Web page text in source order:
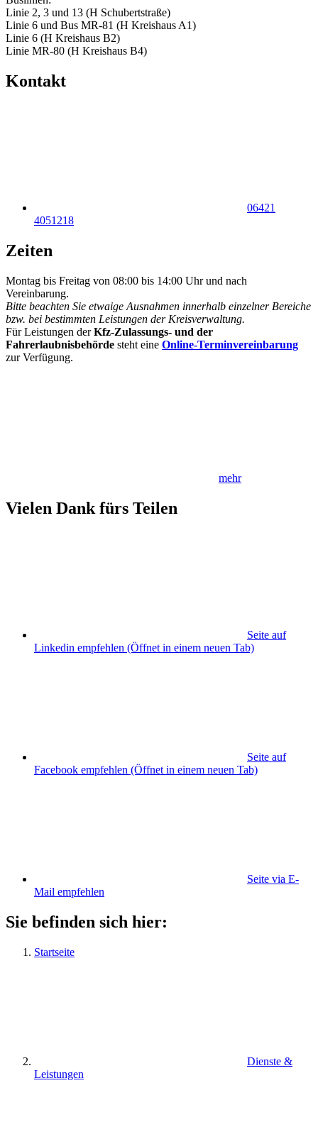
Linie 2, 3 und 13 (H Schubertstraße)
Linie 6 und Bus MR-81 (H Kreishaus A1)
Linie 6 (H Kreishaus B2)
Linie MR-80 (H Kreishaus B4)
Kontakt
06421
4051218
Zeiten
Montag bis Freitag von 08:00 bis 14:00 Uhr und nach
Vereinbarung.
Bitte beachten Sie etwaige Ausnahmen innerhalb einzelner Bereiche
bzw. bei bestimmten Leistungen der Kreisverwaltung.
Für Leistungen derKfz-Zulassungs- und der
Fahrerlaubnisbehörde steht eine Online-Terminvereinbarung
zur Verfügung.
mehr
Vielen Dank fürs Teilen
Seite auf
Linkedin empfehlen (Öffnet in einem neuen Tab)
Seite auf
Facebook empfehlen (Öffnet in einem neuen Tab)
Seite via E-
Mail empfehlen
Sie befinden sich hier:
Startseite
Dienste &
Leistungen